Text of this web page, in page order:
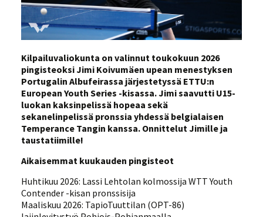
Kilpailuvaliokunta on valinnut toukokuun 2026
pingisteoksi Jimi Koivumäen upean menestyksen
Portugalin Albufeirassa järjestetyssä ETTU:n
European Youth Series -kisassa. Jimi saavutti U15-
luokan kaksinpelissä hopeaa sekä
sekanelinpelissä pronssia yhdessä belgialaisen
Temperance Tangin kanssa. Onnittelut Jimille ja
taustatiimille!
Aikaisemmat kuukauden pingisteot
Huhtikuu 2026: Lassi Lehtolan kolmossija WTT Youth
Contender -kisan pronssisija
Maaliskuu 2026: TapioTuuttilan (OPT-86)